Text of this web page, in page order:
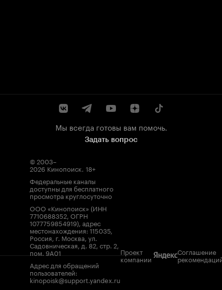
Мы всегда готовы вам помочь.
Задать вопрос
© 2003–
2026 Кинопоиск. 18+
Федеральные каналы
доступны для бесплатного
просмотра круглосуточно
ООО «Кинопоиск» (ИНН
7710688352, ОГРН
1077759854919), адрес
местонахождения: 115035,
Россия, г. Москва, ул.
Садовническая, д. 82, стр. 2,
пом. 9А01
Адрес для обращений
пользователей:
kinopoisk@support.yandex.ru
Проект
компании
Соглашение